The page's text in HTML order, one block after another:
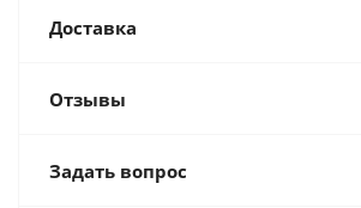
Доставка
Отзывы
Задать вопрос